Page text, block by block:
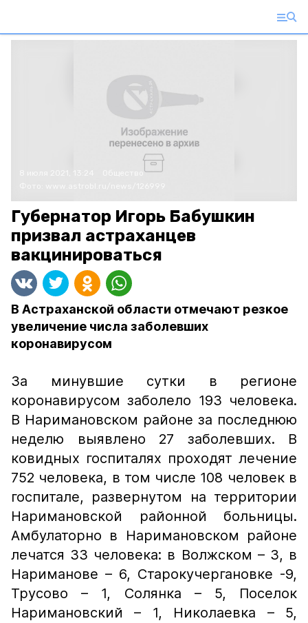
Губернатор Игорь Бабушкин
призвал астраханцев
вакцинироваться
В Астраханской области отмечают резкое
увеличение числа заболевших
коронавирусом
За минувшие сутки в регионе
коронавирусом заболело 193 человека.
В Наримановском районе за последнюю
неделю выявлено 27 заболевших. В
ковидных госпиталях проходят лечение
752 человека, в том числе 108 человек в
госпитале, развернутом на территории
Наримановской районной больницы.
Амбулаторно в Наримановском районе
лечатся 33 человека: в Волжском – 3, в
Нариманове – 6, Старокучергановке -9,
Трусово – 1, Солянка – 5, Поселок
Наримановский – 1, Николаевка – 5,